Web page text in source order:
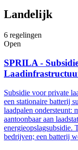
Landelijk
6 regelingen
Open
SPRILA -
Subsidie voor private
een stationaire batterij
laadpalen ondersteunt:
aantoonbaar aan
energieopslagsubsidie.
bedrijven; een batterij